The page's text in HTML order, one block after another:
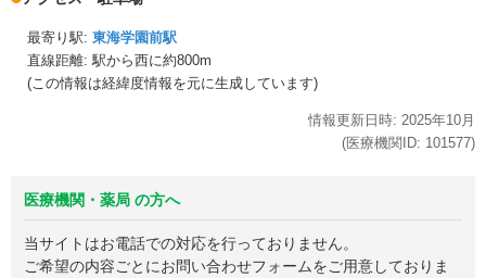
最寄り駅: 東海学園前駅
直線距離: 駅から西に約800m
(この情報は経緯度情報を元に生成しています)
情報更新日時: 2025年10月
(医療機関ID: 101577)
医療機関・薬局 の方へ
当サイトはお電話での対応を行っておりません。
ご希望の内容ごとにお問い合わせフォームをご用意しておりま